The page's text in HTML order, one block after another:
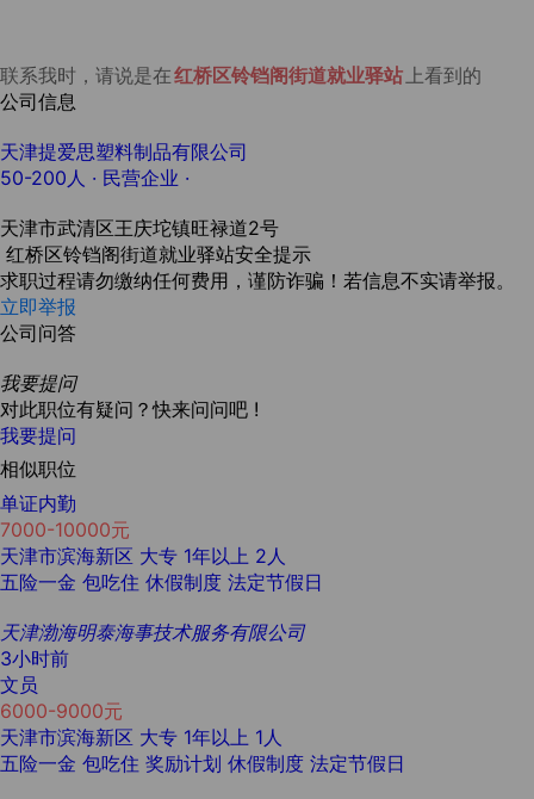
联系我时，请说是在红桥区铃铛阁街道就业驿站上看到的
公司信息
天津提爱思塑料制品有限公司
50-200人 · 民营企业 ·
天津市武清区王庆坨镇旺禄道2号
红桥区铃铛阁街道就业驿站安全提示
求职过程请勿缴纳任何费用，谨防诈骗！若信息不实请举报。
立即举报
公司问答
我要提问
对此职位有疑问？快来问问吧 !
我要提问
相似职位
单证内勤
7000-10000元
天津市滨海新区 大专 1年以上 2人
五险一金 包吃住 休假制度 法定节假日
天津渤海明泰海事技术服务有限公司
3小时前
文员
6000-9000元
天津市滨海新区 大专 1年以上 1人
五险一金 包吃住 奖励计划 休假制度 法定节假日